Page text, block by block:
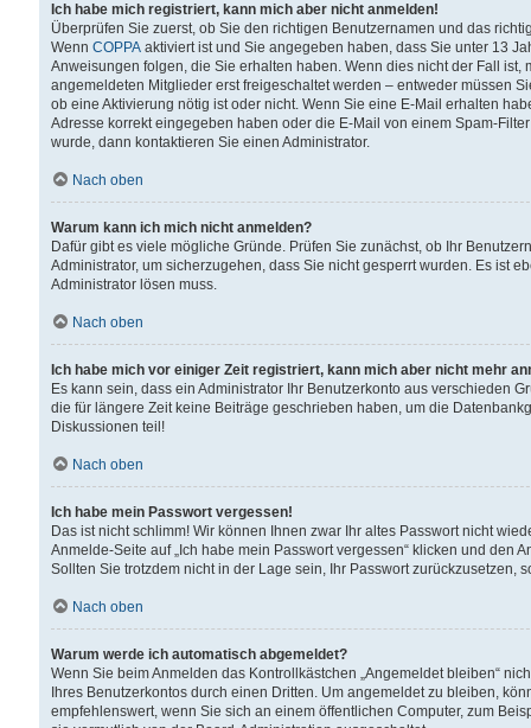
Ich habe mich registriert, kann mich aber nicht anmelden!
Überprüfen Sie zuerst, ob Sie den richtigen Benutzernamen und das
Wenn COPPA aktiviert ist und Sie angegeben haben, dass Sie unter 13
Anweisungen folgen, die Sie erhalten haben. Wenn dies nicht der Fall
angemeldeten Mitglieder erst freigeschaltet werden – entweder müssen
ob eine Aktivierung nötig ist oder nicht. Wenn Sie eine E-Mail erhalten
Adresse korrekt eingegeben haben oder die E-Mail von einem Spam-
wurde, dann kontaktieren Sie einen Administrator.
Nach oben
Warum kann ich mich nicht anmelden?
Dafür gibt es viele mögliche Gründe. Prüfen Sie zunächst, ob Ihr
Administrator, um sicherzugehen, dass Sie nicht gesperrt wurden. Es ist
Administrator lösen muss.
Nach oben
Ich habe mich vor einiger Zeit registriert, kann mich aber nicht mehr
Es kann sein, dass ein Administrator Ihr Benutzerkonto aus verschieden
die für längere Zeit keine Beiträge geschrieben haben, um die
Diskussionen teil!
Nach oben
Ich habe mein Passwort vergessen!
Das ist nicht schlimm! Wir können Ihnen zwar Ihr altes Passwort nicht
Anmelde-Seite auf „Ich habe mein Passwort vergessen“ klicken und
Sollten Sie trotzdem nicht in der Lage sein, Ihr Passwort zurückzusetzen,
Nach oben
Warum werde ich automatisch abgemeldet?
Wenn Sie beim Anmelden das Kontrollkästchen „Angemeldet bleiben“
Ihres Benutzerkontos durch einen Dritten. Um angemeldet zu bleiben,
empfehlenswert, wenn Sie sich an einem öffentlichen Computer, zum